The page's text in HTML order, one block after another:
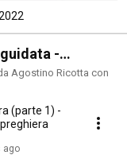
-
Agostino Ricotta con
(parte 1) -
ago